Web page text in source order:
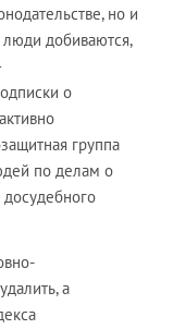
но и
добиваются,
о
группа
по делам о
а